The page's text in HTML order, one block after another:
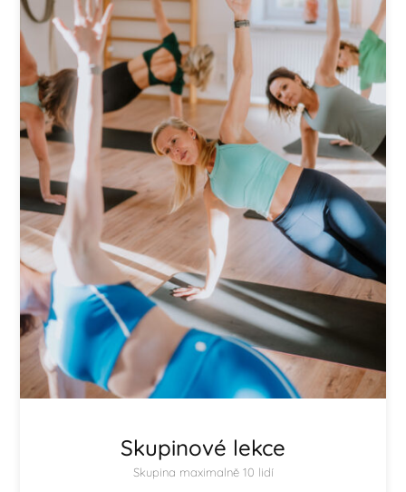
Skupinové lekce
Skupina maximalně 10 lidí